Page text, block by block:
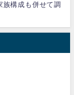
構成も併せて調